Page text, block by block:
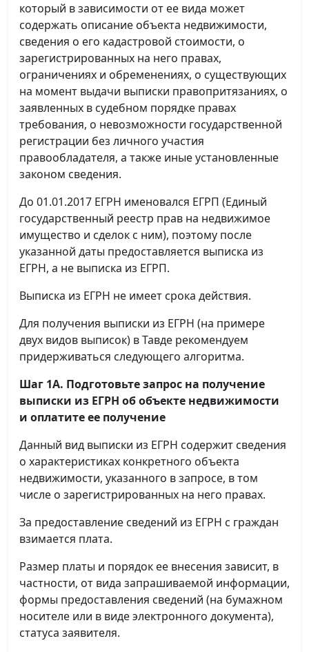
который в зависимости от ее вида может
содержать описание объекта недвижимости,
сведения о его кадастровой стоимости, о
зарегистрированных на него правах,
ограничениях и обременениях, о существующих
на момент выдачи выписки правопритязаниях, о
заявленных в судебном порядке правах
требования, о невозможности государственной
регистрации без личного участия
правообладателя, а также иные установленные
законом сведения.
До 01.01.2017 ЕГРН именовался ЕГРП (Единый
государственный реестр прав на недвижимое
имущество и сделок с ним), поэтому после
указанной даты предоставляется выписка из
ЕГРН, а не выписка из ЕГРП.
Выписка из ЕГРН не имеет срока действия.
Для получения выписки из ЕГРН (на примере
двух видов выписок) в Тавде рекомендуем
придерживаться следующего алгоритма.
Шаг 1А. Подготовьте запрос на получение
выписки из ЕГРН об объекте недвижимости
и оплатите ее получение
Данный вид выписки из ЕГРН содержит сведения
о характеристиках конкретного объекта
недвижимости, указанного в запросе, в том
числе о зарегистрированных на него правах.
За предоставление сведений из ЕГРН с граждан
взимается плата.
Размер платы и порядок ее внесения зависит, в
частности, от вида запрашиваемой информации,
формы предоставления сведений (на бумажном
носителе или в виде электронного документа),
статуса заявителя.